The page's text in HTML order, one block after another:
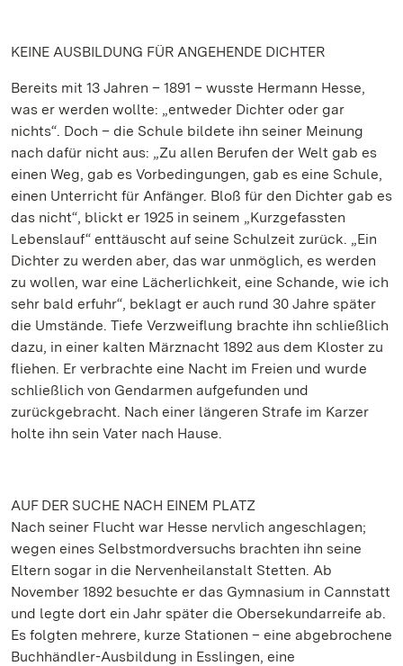
KEINE AUSBILDUNG FÜR ANGEHENDE DICHTER
Bereits mit 13 Jahren – 1891 – wusste Hermann Hesse,
was er werden wollte: „entweder Dichter oder gar
nichts“. Doch – die Schule bildete ihn seiner Meinung
nach dafür nicht aus: „Zu allen Berufen der Welt gab es
einen Weg, gab es Vorbedingungen, gab es eine Schule,
einen Unterricht für Anfänger. Bloß für den Dichter gab es
das nicht“, blickt er 1925 in seinem „Kurzgefassten
Lebenslauf“ enttäuscht auf seine Schulzeit zurück. „Ein
Dichter zu werden aber, das war unmöglich, es werden
zu wollen, war eine Lächerlichkeit, eine Schande, wie ich
sehr bald erfuhr“, beklagt er auch rund 30 Jahre später
die Umstände. Tiefe Verzweiflung brachte ihn schließlich
dazu, in einer kalten Märznacht 1892 aus dem Kloster zu
fliehen. Er verbrachte eine Nacht im Freien und wurde
schließlich von Gendarmen aufgefunden und
zurückgebracht. Nach einer längeren Strafe im Karzer
holte ihn sein Vater nach Hause.
AUF DER SUCHE NACH EINEM PLATZ
Nach seiner Flucht war Hesse nervlich angeschlagen;
wegen eines Selbstmordversuchs brachten ihn seine
Eltern sogar in die Nervenheilanstalt Stetten. Ab
November 1892 besuchte er das Gymnasium in Cannstatt
und legte dort ein Jahr später die Obersekundarreife ab.
Es folgten mehrere, kurze Stationen – eine abgebrochene
Buchhändler-Ausbildung in Esslingen, eine